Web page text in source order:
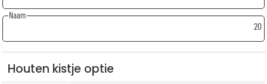
Naam
20
Houten kistje optie